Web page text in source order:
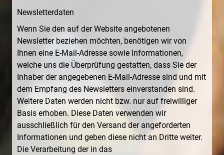
Newsletterdaten
Wenn Sie den auf der Website angebotenen
Newsletter beziehen möchten, benötigen wir von
Ihnen eine E-Mail-Adresse sowie Informationen,
welche uns die Überprüfung gestatten, dass Sie der
Inhaber der angegebenen E-Mail-Adresse sind und mit
dem Empfang des Newsletters einverstanden sind.
Weitere Daten werden nicht bzw. nur auf freiwilliger
Basis erhoben. Diese Daten verwenden wir
ausschließlich für den Versand der angeforderten
Informationen und geben diese nicht an Dritte weiter.
Die Verarbeitung der in das